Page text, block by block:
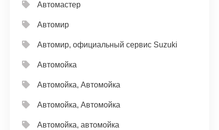
Автомастер
Автомир
Автомир, официальный сервис Suzuki
Автомойка
Автомойка, Автомойка
Автомойка, Автомойка
Автомойка, автомойка